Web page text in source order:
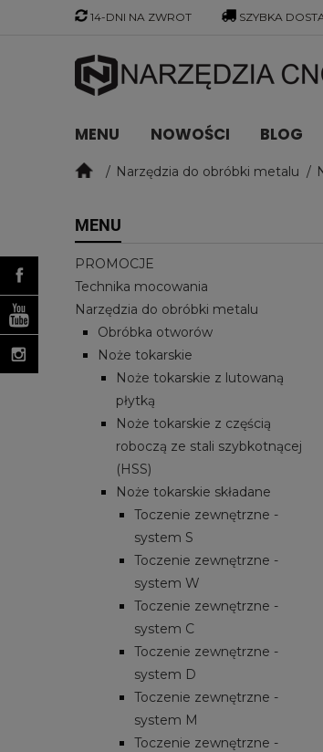
14-DNI NA ZWROT SZYBKA
MENU NOWOŚCI BLOG
Narzędzia do obróbki metalu
MENU
PROMOCJE
Technika mocowania
Narzędzia do obróbki metalu
Obróbka otworów
Noże tokarskie
Noże tokarskie z lutowaną
płytką
Noże tokarskie z częścią
roboczą ze stali szybkotnącej
(HSS)
Noże tokarskie składane
Toczenie zewnętrzne -
system S
Toczenie zewnętrzne -
system W
Toczenie zewnętrzne -
system C
Toczenie zewnętrzne -
system D
Toczenie zewnętrzne -
system M
Toczenie zewnętrzne -